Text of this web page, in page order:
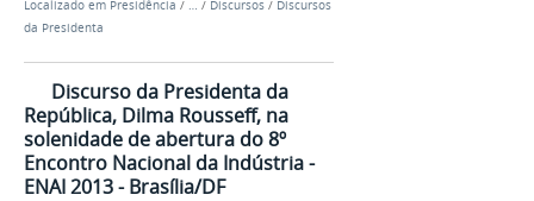
Localizado em Presidência / … / Discursos / Discursos
da Presidenta
Discurso da Presidenta da
República, Dilma Rousseff, na
solenidade de abertura do 8º
Encontro Nacional da Indústria -
ENAI 2013 - Brasília/DF